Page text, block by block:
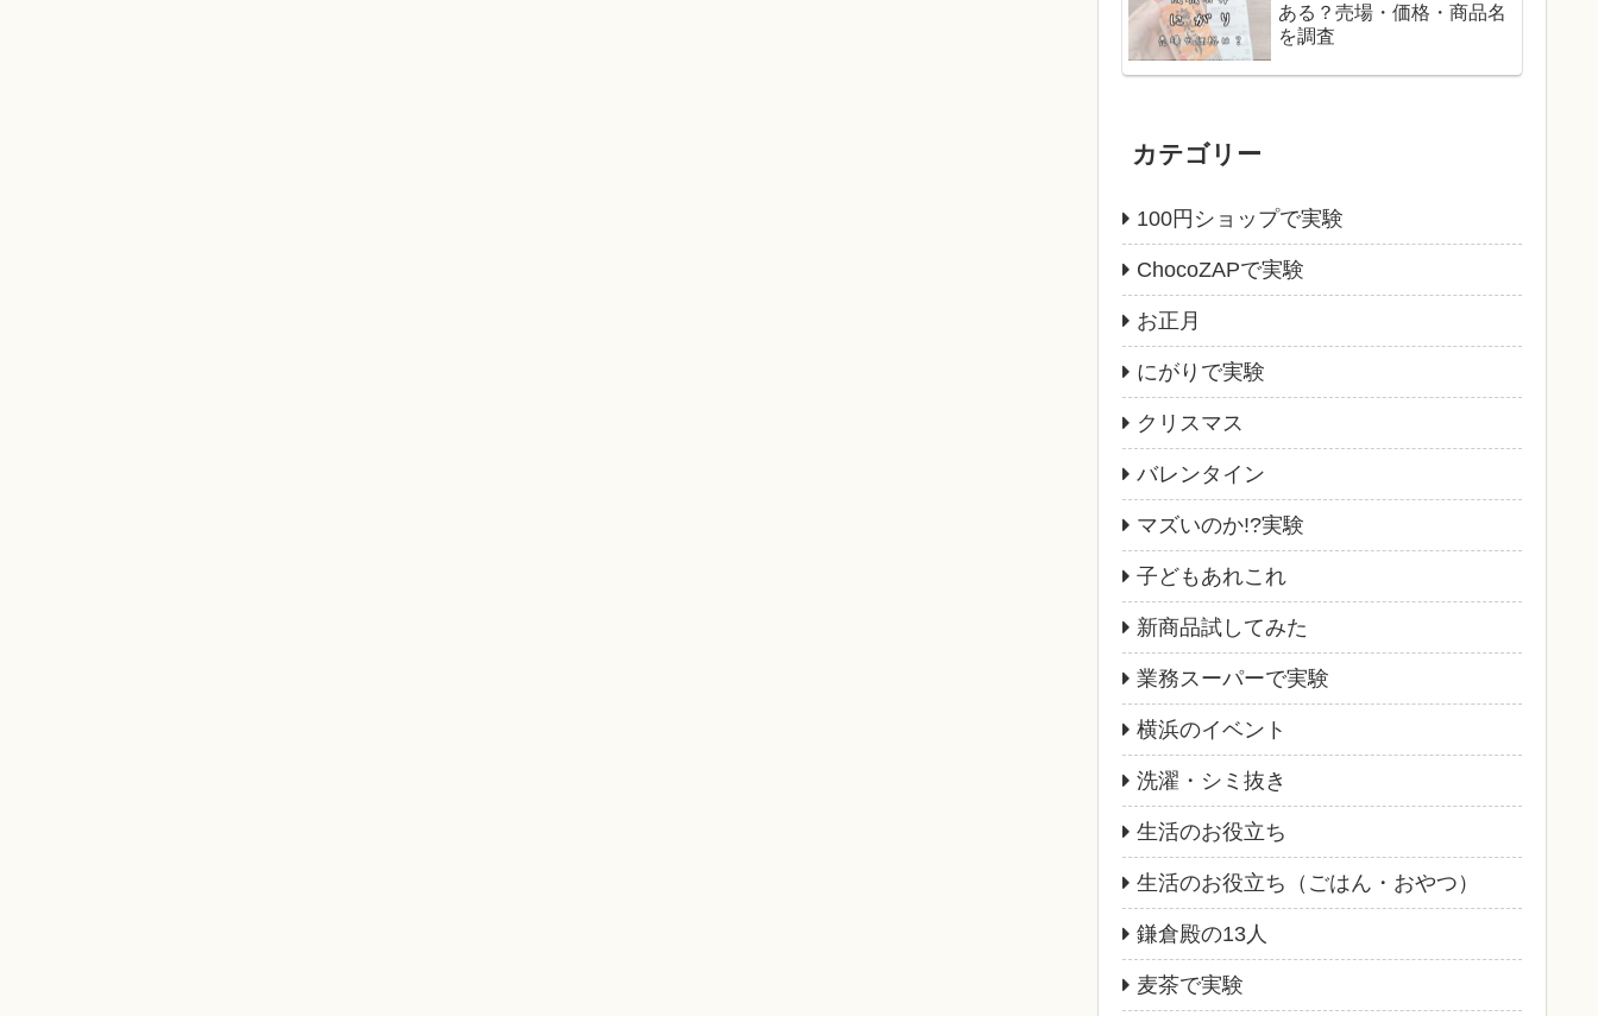
ある？売場・価格・商品名
を調査
カテゴリー
100円ショップで実験
ChocoZAPで実験
お正月
にがりで実験
クリスマス
バレンタイン
マズいのか!?実験
子どもあれこれ
新商品試してみた
業務スーパーで実験
横浜のイベント
洗濯・シミ抜き
生活のお役立ち
生活のお役立ち（ごはん・おやつ）
鎌倉殿の13人
麦茶で実験